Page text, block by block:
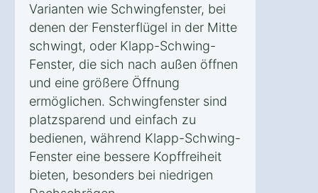
Varianten wie Schwingfenster, bei
denen der Fensterflügel in der Mitte
schwingt, oder Klapp-Schwing-
Fenster, die sich nach außen öffnen
und eine größere Öffnung
ermöglichen. Schwingfenster sind
platzsparend und einfach zu
bedienen, während Klapp-Schwing-
Fenster eine bessere Kopffreiheit
bieten, besonders bei niedrigen